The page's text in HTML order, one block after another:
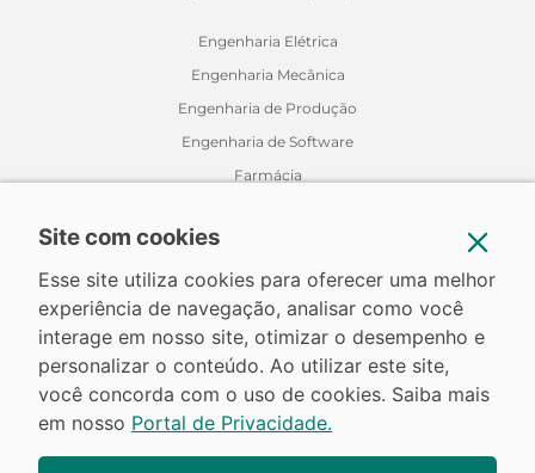
Engenharia Elétrica
Engenharia Mecânica
Engenharia de Produção
Engenharia de Software
Farmácia
Medicina Veterinária
Nutrição
Odontologia
Relações Internacionais
Site com cookies
Esse site utiliza cookies para oferecer uma melhor
experiência de navegação, analisar como você
interage em nosso site, otimizar o desempenho e
personalizar o conteúdo. Ao utilizar este site,
você concorda com o uso de cookies. Saiba mais
em nosso Portal de Privacidade.